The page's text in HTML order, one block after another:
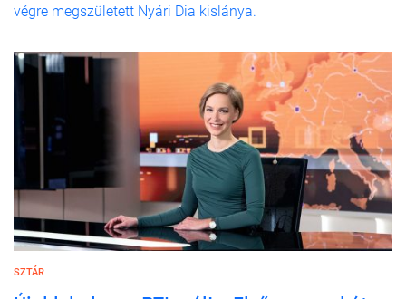
végre megszületett Nyári Dia kislánya.
SZTÁR